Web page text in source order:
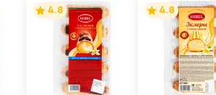
4.8 4.8